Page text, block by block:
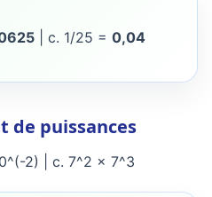
| c. 1/25 = 0,04
de puissances
2) | c. 7^2 x 7^3